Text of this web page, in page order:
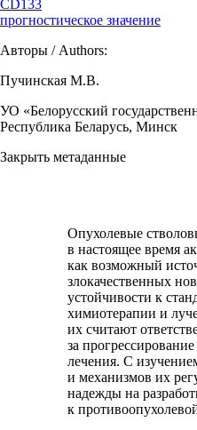
CD133
прогностическое значение
Авторы / Authors:
Пучинская М.В.
УО «Белорусский
Республика Беларусь, Минск
Закрыть метаданные
Опухолевые
в настоящее время
как возможный
злокачественных
устойчивости к
химиотерапии и
их считают
за
лечения. С
и механизмов их
надежды на
к